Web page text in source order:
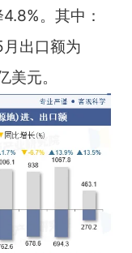
。其中：
出口额为
元。